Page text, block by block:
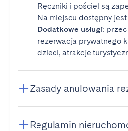
Ręczniki i pościel są
Na miejscu dostępny jest
Dodatkowe usługi:
rezerwacja prywatnego
dzieci, atrakcje
Zasady anulowania
Regulamin